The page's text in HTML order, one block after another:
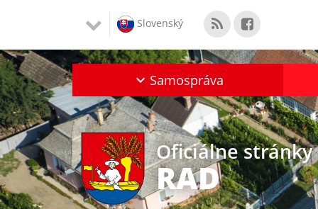
Slovenský
Samospráva
Oficiálne stránky
RAD